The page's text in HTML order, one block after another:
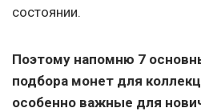
состоянии.
Поэтому напомню 7
подбора монет для
особенно важные для